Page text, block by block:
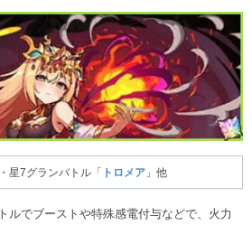
・星7グランバトル「 トロメア 」他
ルでブーストや特殊感電付与などで、火力